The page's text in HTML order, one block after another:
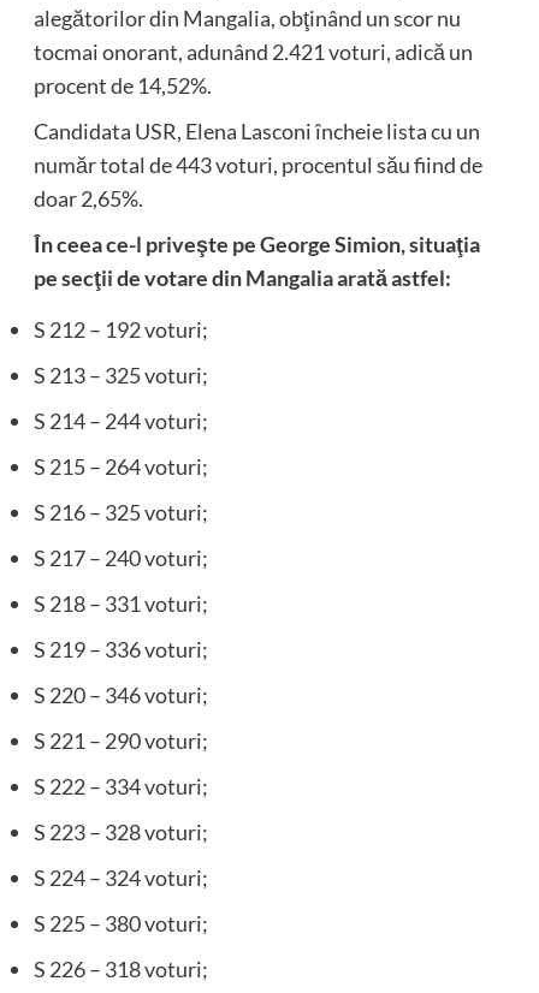
alegătorilor din Mangalia, obţinând un scor nu
tocmai onorant, adunând 2.421 voturi, adică un
procent de 14,52%.
Candidata USR, Elena Lasconi încheie lista cu un
număr total de 443 voturi, procentul său fiind de
doar 2,65%.
În ceea ce-l priveşte pe George Simion, situaţia
pe secţii de votare din Mangalia arată astfel:
S 212 – 192 voturi;
S 213 – 325 voturi;
S 214 – 244 voturi;
S 215 – 264 voturi;
S 216 – 325 voturi;
S 217 – 240 voturi;
S 218 – 331 voturi;
S 219 – 336 voturi;
S 220 – 346 voturi;
S 221 – 290 voturi;
S 222 – 334 voturi;
S 223 – 328 voturi;
S 224 – 324 voturi;
S 225 – 380 voturi;
S 226 – 318 voturi;